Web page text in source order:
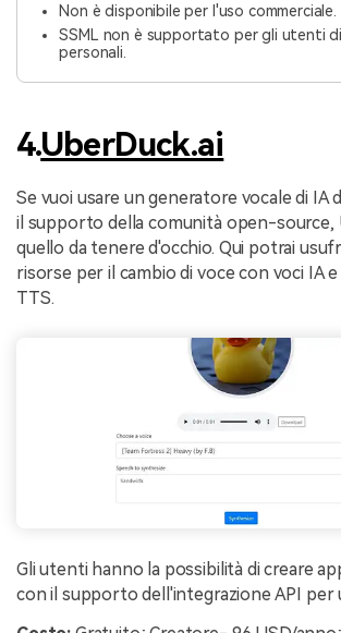
Non è disponibile per l'uso commerciale.
SSML non è supportato per gli utenti
personali.
4.UberDuck.ai
Se vuoi usare un generatore vocale di IA
il supporto della comunità open-source,
quello da tenere d'occhio. Qui potrai
risorse per il cambio di voce con voci IA
TTS.
Gli utenti hanno la possibilità di creare
con il supporto dell'integrazione API per